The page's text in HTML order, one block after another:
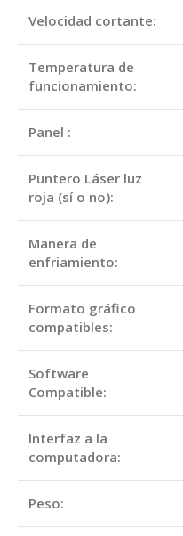
Velocidad cortante:
Temperatura de
funcionamiento:
Panel :
Puntero Láser luz
roja (sí o no):
Manera de
enfriamiento:
Formato gráfico
compatibles:
Software
Compatible:
Interfaz a la
computadora:
Peso: